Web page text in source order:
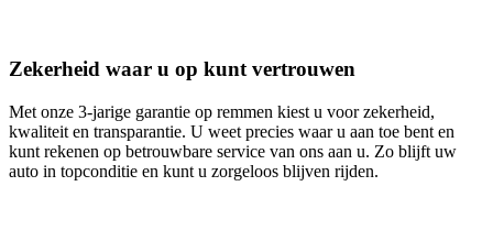
Zekerheid waar u op kunt vertrouwen
Met onze 3‑jarige garantie op remmen kiest u voor zekerheid,
kwaliteit en transparantie. U weet precies waar u aan toe bent en
kunt rekenen op betrouwbare service van ons aan u. Zo blijft uw
auto in topconditie en kunt u zorgeloos blijven rijden.